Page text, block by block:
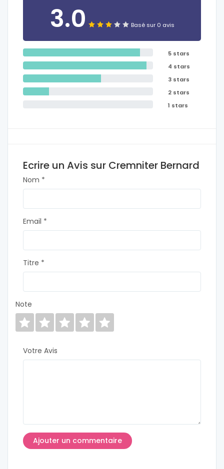
3.0 Basé sur 0 avis
5 stars
4 stars
3 stars
2 stars
1 stars
Ecrire un Avis sur Cremniter Bernard
Nom *
Email *
Titre *
Note
Votre Avis